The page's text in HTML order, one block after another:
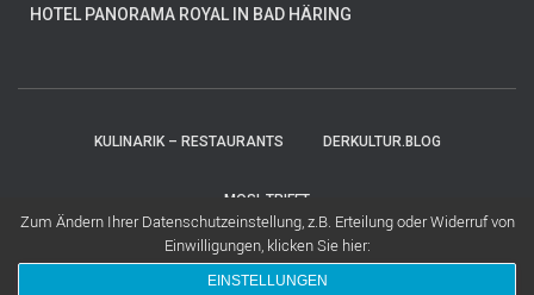
HOTEL PANORAMA ROYAL IN BAD HÄRING
KULINARIK – RESTAURANTS DERKULTUR.BLOG
MOSI-TRIFFT
Hestia | Entwickelt vonThemeIsle
Zum Ändern Ihrer Datenschutzeinstellung, z.B. Erteilung oder Widerruf von
Einwilligungen, klicken Sie hier:
EINSTELLUNGEN